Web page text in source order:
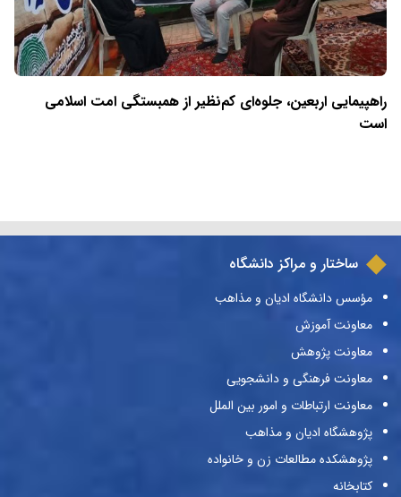
راهپیمایی اربعین، جلوه‌ای کم‌نظیر از همبستگی امت اسلامی
است
ساختار و مراکز دانشگاه
مؤسس دانشگاه ادیان و مذاهب
معاونت آموزش
معاونت پژوهش
معاونت فرهنگی و دانشجویی
معاونت ارتباطات و امور بین الملل
پژوهشگاه ادیان و مذاهب
پژوهشکده مطالعات زن و خانواده
کتابخانه